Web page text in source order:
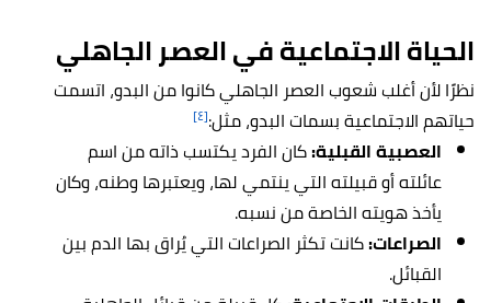
الحياة الاجتماعية في العصر الجاهلي
نظرًا لأن أغلب شعوب العصر الجاهلي كانوا من البدو، اتسمت
حياتهم الاجتماعية بسمات البدو، مثل:[٤]
العصبية القبلية:كان الفرد يكتسب ذاته من اسم
عائلته أو قبيلته التي ينتمي لها، ويعتبرها وطنه، وكان
يأخذ هويته الخاصة من نسبه.
الصراعات:كانت تكثر الصراعات التي يُراق بها الدم بين
القبائل.